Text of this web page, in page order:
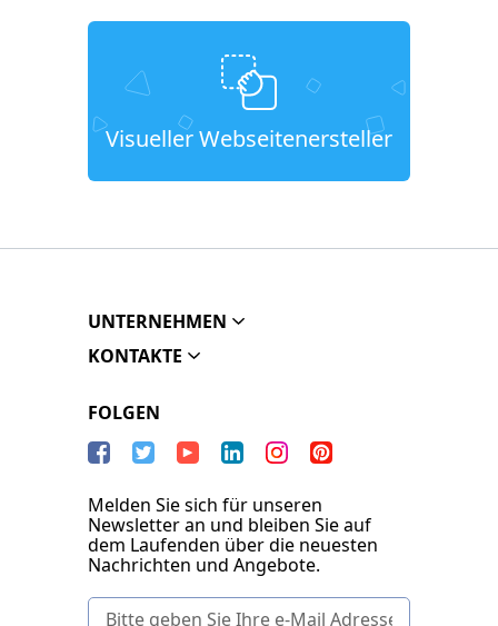
Visueller Webseitenersteller
UNTERNEHMEN
KONTAKTE
FOLGEN
Melden Sie sich für unseren
Newsletter an und bleiben Sie auf
dem Laufenden über die neuesten
Nachrichten und Angebote.